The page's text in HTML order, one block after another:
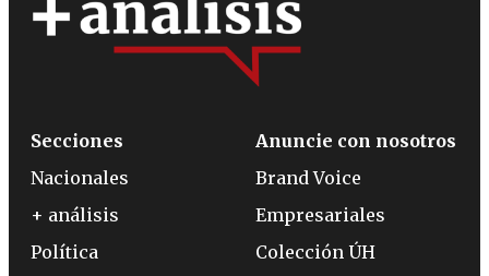
Secciones
Nacionales
+ análisis
Política
Anuncie con nosotros
Brand Voice
Empresariales
Colección ÚH